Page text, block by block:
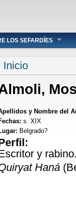
LOS SEFARDÍES
Se encuentra
Inicio
y Nombre del
s. XIX
Belgrado?
y
Haná